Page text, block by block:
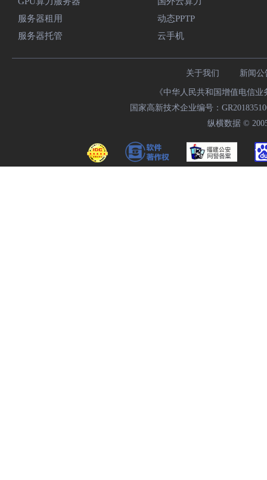
服务器租用
服务器托管
动态PPTP
云手机
关于我们 新闻公
《中华人民共和国增值电信
国家高新技术企业编号：
纵横数据 ©